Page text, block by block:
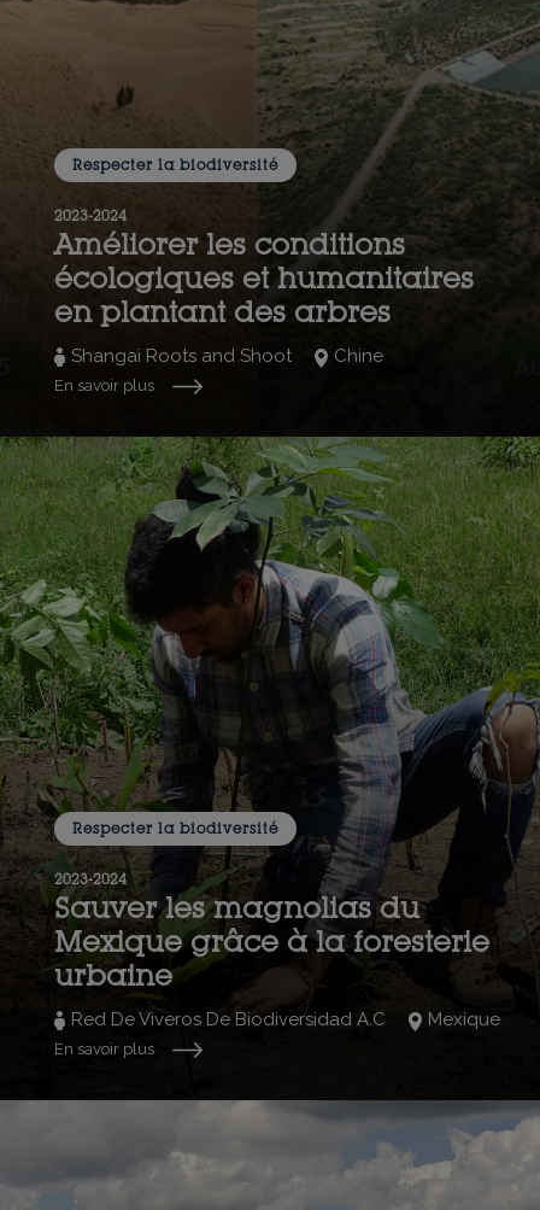
Respecter la biodiversité
2023-2024
Améliorer les conditions
écologiques et humanitaires
en plantant des arbres
Shangai Roots and Shoot Chine
En savoir plus
Respecter la biodiversité
2023-2024
Sauver les magnolias du
Mexique grâce à la foresterie
urbaine
Red De Viveros De Biodiversidad A.C Mexique
En savoir plus